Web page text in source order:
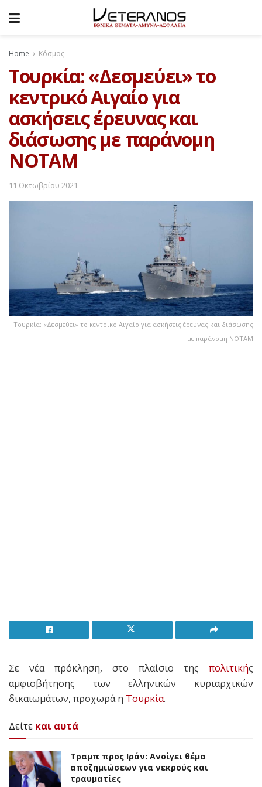
Home Κόσμος
Τουρκία: «Δεσμεύει» το
κεντρικό Αιγαίο για
ασκήσεις έρευνας και
διάσωσης με παράνομη
NOTAM
11 Οκτωβρίου 2021
Τουρκία: «Δεσμεύει» το κεντρικό Αιγαίο για ασκήσεις έρευνας και διάσωσης
με παράνομη NOTAM
Σε νέα πρόκληση, στο πλαίσιο της πολιτικής
αμφισβήτησης των ελληνικών κυριαρχικών
δικαιωμάτων, προχωρά η Τουρκία.
Δείτε και αυτά
Τραμπ προς Ιράν: Ανοίγει θέμα
αποζημιώσεων για νεκρούς και
τραυματίες